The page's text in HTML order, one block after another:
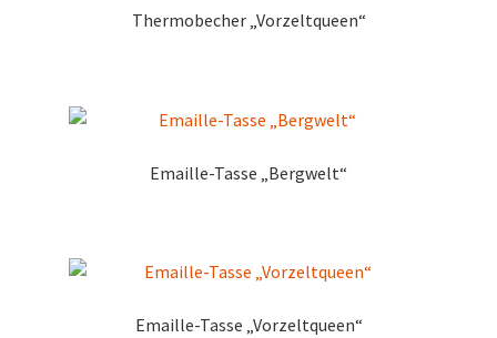
Thermobecher „Vorzeltqueen“
Emaille-Tasse „Bergwelt“
Emaille-Tasse „Vorzeltqueen“